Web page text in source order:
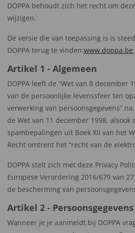
DOPPA behoudt zich het recht om
wijzigen.
De versie die van toepassing is is
DOPPA terug te vinden:www.doppa.be.
Artikel 1 - Algemeen
DOPPA leeft de “Wet van 8 december
van de persoonlijke levenssfeer ten
verwerking van persoonsgegevens”
de Wet van 11 december 1998, alsook
spambepalingen uit Boek XII van het
Recht omtrent het “recht van de
DOPPA stelt zich met deze Privacy
Europese Verordering 2016/679 van
de bescherming van
Artikel 2 - Persoonsgegevens
Wanneer je je aanmeldt bij DOPPA